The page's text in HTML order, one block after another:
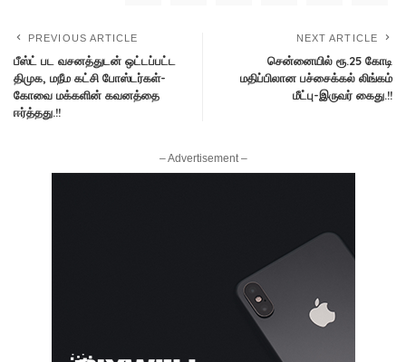
PREVIOUS ARTICLE
பீஸ்ட் பட வசனத்துடன் ஒட்டப்பட்ட
திமுக, மநீம கட்சி போஸ்டர்கள்-
கோவை மக்களின் கவனத்தை
ஈர்த்தது.!!
NEXT ARTICLE
சென்னையில் ரூ.25 கோடி
மதிப்பிலான பச்சைக்கல் லிங்கம்
மீட்பு-இருவர் கைது.!!
– Advertisement –